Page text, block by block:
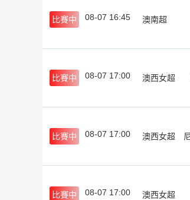
比賽中 08-07 16:45 澳南超
比賽中 08-07 17:00 澳西女超
比賽中 08-07 17:00 澳西女超
比賽中 08-07 17:00 澳西女超